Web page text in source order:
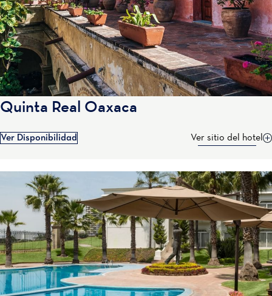
Quinta Real Oaxaca
Ver Disponibilidad Ver sitio del hotel